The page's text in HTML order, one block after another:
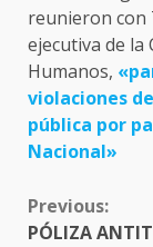
reunieron con
ejecutiva de la
Humanos,
violaciones
pública por
Nacional»
CONTINUE
READING
Previous:
PÓLIZA